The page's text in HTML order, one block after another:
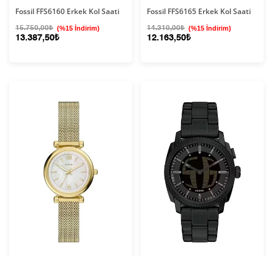
Fossil FFS6160 Erkek Kol Saati
15.750,00₺ (%15 İndirim)
13.387,50₺
Fossil FFS6165 Erkek Kol Saati
14.310,00₺ (%15 İndirim)
12.163,50₺